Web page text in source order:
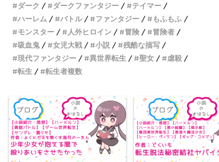
ダーク
ダークファンタジー
テイマー
ハーレム
バトル ファンタジー
もふもふ
モンスター
人外ヒロイン 冒険
冒険者
吸血鬼
女児大戦 小説
残酷な描写
現代ファンタジー
異世界転生 聖女
虐殺
転生
転生者複数